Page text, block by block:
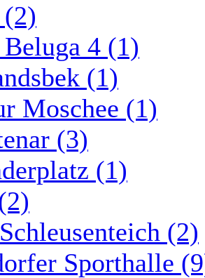
4 (1)
(1)
Moschee (1)
(3)
(1)
(2)
Sporthalle